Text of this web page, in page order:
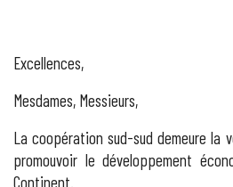
Excellences,
Mesdames, Messieurs,
La coopération sud-sud demeure la
promouvoir le développement
Continent.